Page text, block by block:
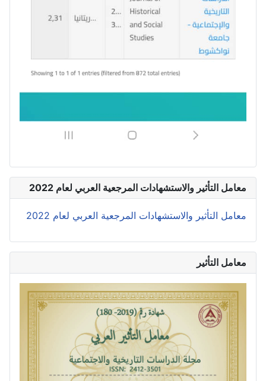
معامل التأثير والاستشهادات المرجعية العربي لعام 2022
معامل التأثير والاستشهادات المرجعية العربي لعام 2022
معامل التأثير